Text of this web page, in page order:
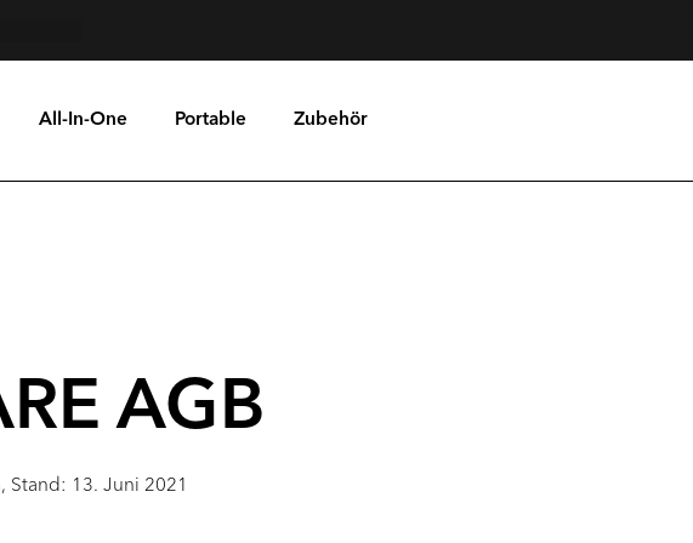
All-In-One Portable Zubehör
AGB
13. Juni 2021